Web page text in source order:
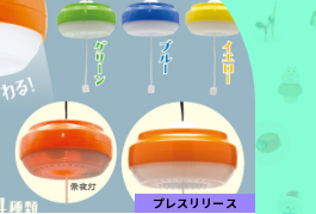
プレスリリース